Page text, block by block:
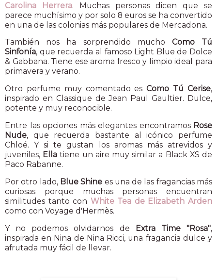
Carolina Herrera. Muchas personas dicen que se
parece muchísimo y por solo 8 euros se ha convertido
en una de las colonias más populares de Mercadona.
También nos ha sorprendido mucho Como Tú
Sinfonía, que recuerda al famoso Light Blue de Dolce
& Gabbana. Tiene ese aroma fresco y limpio ideal para
primavera y verano.
Otro perfume muy comentado esComo Tú Cerise,
inspirado en Classique de Jean Paul Gaultier. Dulce,
potente y muy reconocible.
Entre las opciones más elegantes encontramos Rose
Nude, que recuerda bastante al icónico perfume
Chloé. Y si te gustan los aromas más atrevidos y
juveniles, Ellatiene un aire muy similar a Black XS de
Paco Rabanne.
Por otro lado, Blue Shine es una de las fragancias más
curiosas porque muchas personas encuentran
similitudes tanto con White Tea de Elizabeth Arden
como con Voyage d'Hermès.
Y no podemos olvidarnos de
Extra Time "Rosa",
inspirada en Nina de Nina Ricci, una fragancia dulce y
afrutada muy fácil de llevar.